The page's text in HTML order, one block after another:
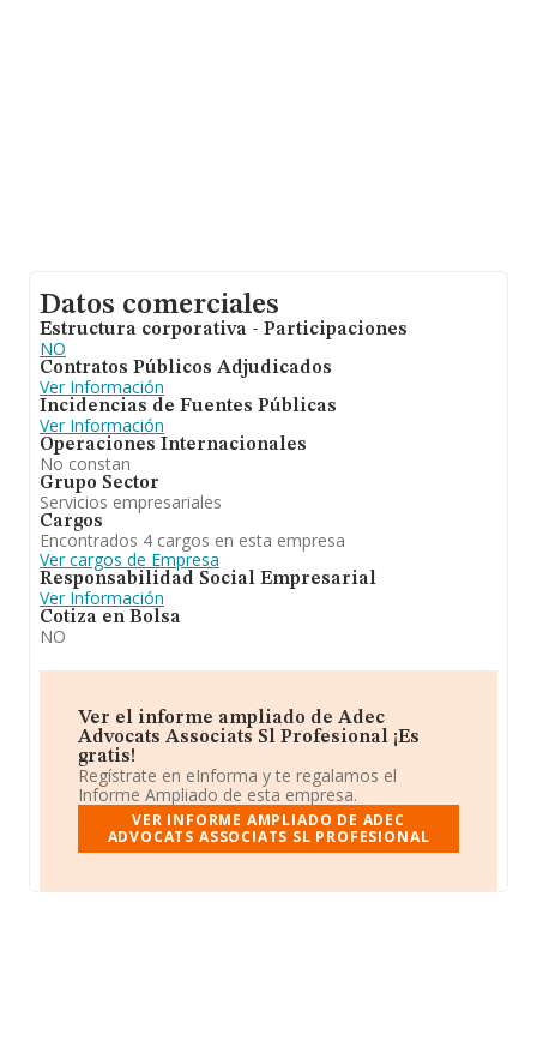
Datos comerciales
Estructura corporativa - Participaciones
NO
Contratos Públicos Adjudicados
Ver Información
Incidencias de Fuentes Públicas
Ver Información
Operaciones Internacionales
No constan
Grupo Sector
Servicios empresariales
Cargos
Encontrados 4 cargos en esta empresa
Ver cargos de Empresa
Responsabilidad Social Empresarial
Ver Información
Cotiza en Bolsa
NO
Ver el informe ampliado de Adec
Advocats Associats Sl Profesional ¡Es
gratis!
Regístrate en eInforma y te regalamos el
Informe Ampliado de esta empresa.
VER INFORME AMPLIADO DE ADEC
ADVOCATS ASSOCIATS SL PROFESIONAL